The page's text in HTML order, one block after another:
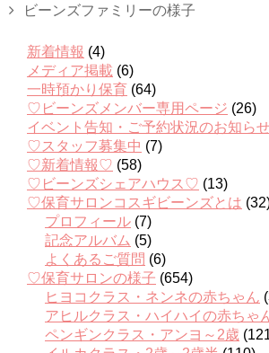
ビーンズファミリーの様子
新着情報 (4)
メディア掲載 (6)
一時預かり保育 (64)
♡ビーンズメンバー専用ページ (26)
イベント告知・ご予約状況のお知ら
♡スタッフ募集中 (7)
♡新着情報♡ (58)
♡ビーンズシェアハウス♡ (13)
♡保育サロンコスギビーンズとは
プロフィール (7)
記念アルバム (5)
よくあるご質問 (6)
♡保育サロンの様子 (654)
ヒヨコクラス・ネンネの赤ちゃん
アヒルクラス・ハイハイの赤ちゃ
ペンギンクラス・アンヨ～2歳